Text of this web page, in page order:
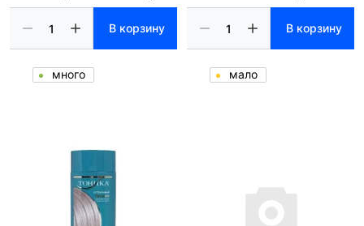
В корзину
много
В корзину
мало